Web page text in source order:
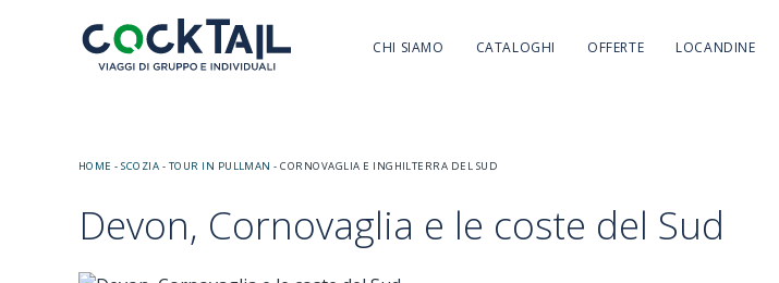
CHI SIAMO CATALOGHI OFFERTE LOCANDINE
HOME -SCOZIA - TOUR IN PULLMAN -CORNOVAGLIA E INGHILTERRA DEL SUD
Devon, Cornovaglia e le coste del Sud